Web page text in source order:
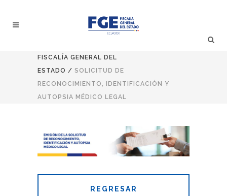
FISCALÍA GENERAL DEL
ESTADO / SOLICITUD DE
RECONOCIMIENTO, IDENTIFICACIÓN Y
AUTOPSIA MÉDICO LEGAL
REGRESAR